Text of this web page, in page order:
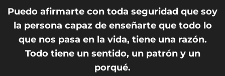
Puedo afirmarte con toda seguridad que soy
la persona capaz de enseñarte que todo lo
que nos pasa en la vida, tiene una razón.
Todo tiene un sentido, un patrón y un
porqué.